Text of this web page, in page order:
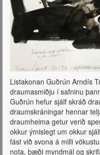
Listakonan Guðrún Arndís
draumasmiðju í safninu
Guðrún hefur sjálf skráð
draumskráningar hennar
draumheima getur verið
okkur ýmislegt um okkur
fást við svona á milli
nota, bæði myndmál og